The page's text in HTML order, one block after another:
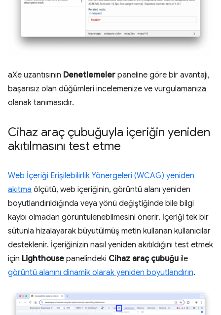
aXe uzantısının Denetlemeler paneline göre bir avantajı,
başarısız olan düğümleri incelemenize ve vurgulamanıza
olanak tanımasıdır.
Cihaz araç çubuğuyla içeriğin yeniden
akıtılmasını test etme
Web İçeriği Erişilebilirlik Yönergeleri (WCAG) yeniden
akıtma ölçütü, web içeriğinin, görüntü alanı yeniden
boyutlandırıldığında veya yönü değiştiğinde bile bilgi
kaybı olmadan görüntülenebilmesini önerir. İçeriği tek bir
sütunla hizalayarak büyütülmüş metin kullanan kullanıcılar
desteklenir. İçeriğinizin nasıl yeniden akıtıldığını test etmek
için Lighthouse panelindeki Cihaz araç çubuğu ile
görüntü alanını dinamik olarak yeniden boyutlandırın.